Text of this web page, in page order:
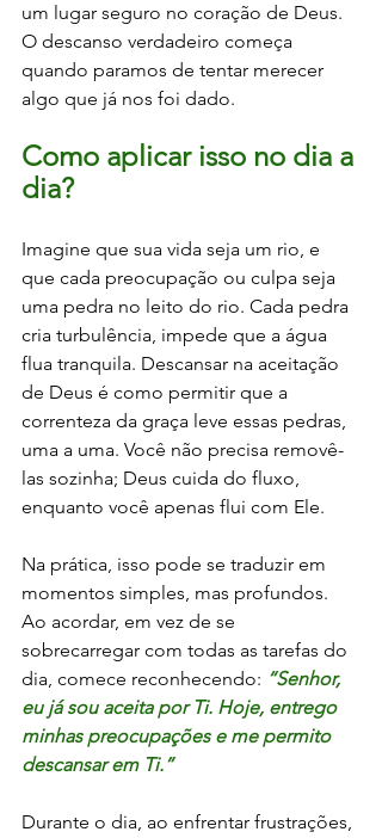
um lugar seguro no coração de Deus.
O descanso verdadeiro começa
quando paramos de tentar merecer
algo que já nos foi dado.
Como aplicar isso no dia a
dia?
Imagine que sua vida seja um rio, e
que cada preocupação ou culpa seja
uma pedra no leito do rio. Cada pedra
cria turbulência, impede que a água
flua tranquila. Descansar na aceitação
de Deus é como permitir que a
correnteza da graça leve essas pedras,
uma a uma. Você não precisa removê-
las sozinha; Deus cuida do fluxo,
enquanto você apenas flui com Ele.
Na prática, isso pode se traduzir em
momentos simples, mas profundos.
Ao acordar, em vez de se
sobrecarregar com todas as tarefas do
dia, comece reconhecendo: “Senhor,
eu já sou aceita por Ti. Hoje, entrego
minhas preocupações e me permito
descansar em Ti.”
Durante o dia, ao enfrentar frustrações,